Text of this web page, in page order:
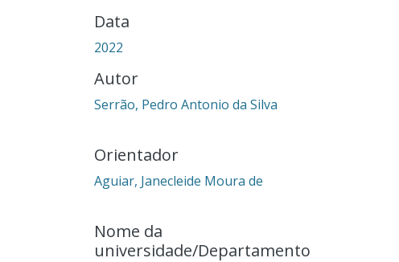
Data
2022
Autor
Serrão, Pedro Antonio da Silva
Orientador
Aguiar, Janecleide Moura de
Nome da
universidade/Departamento